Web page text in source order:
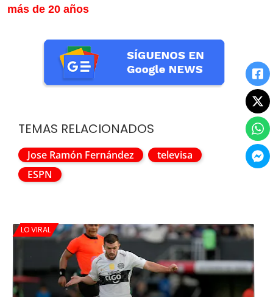
más de 20 años
TEMAS RELACIONADOS
Jose Ramón Fernández
televisa
ESPN
LO VIRAL